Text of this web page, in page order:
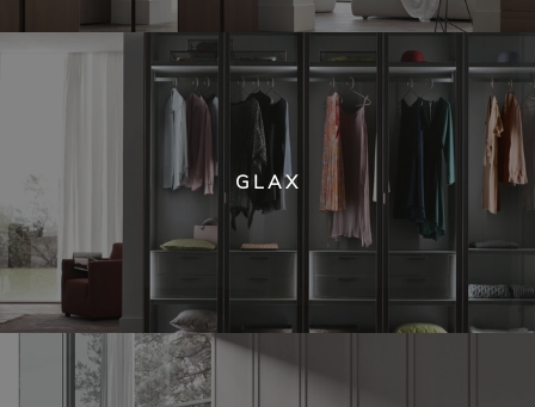
GLAX